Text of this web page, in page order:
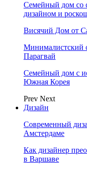
Семейный дом со
дизайном и
Висячий Дом от
Минималистский
Парагвай
Семейный дом с
Южная Корея
Prev Next
Дизайн
Современный
Амстердаме
Как дизайнер
в Варшаве